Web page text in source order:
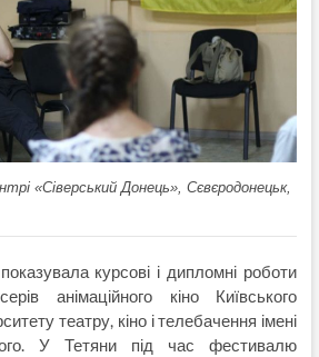
«Сіверський Донець», Сєвєродонецьк,
курсові і дипломні роботи
анімаційного кіно Київського
театру, кіно і телебачення імені
У Тетяни під час фестивалю